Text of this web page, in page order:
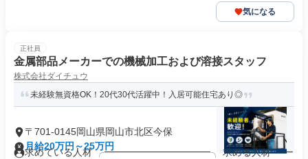
気になる
正社員
金属部品メーカーでの機械加工および溶接スタッフ
株式会社ダイチュウ
未経験無資格OK！20代30代活躍中！入居可能住宅あり◎
〒701-0145岡山県岡山市北区今保
月給20万円～25万円
求めている人材 ╭━━━━━━━━━━━╮ 求める人材 ╰━